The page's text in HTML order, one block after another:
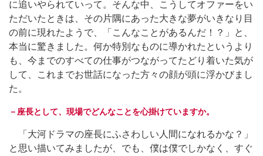
に追いやられていって。そんな中、こうしてオファーをい
ただいたときは、その片隅にあった大きな夢がいきなり目
の前に現れたようで、「こんなことがあるんだ！？」と、
本当に驚きました。何か特別なものに導かれたというより
も、今までのすべての仕事がつながってたどり着いた気が
して、これまでお世話になった方々の顔が頭に浮かびまし
た。
－座長として、現場でどんなことを心掛けていますか。
「大河ドラマの座長にふさわしい人間になれるかな？」
と思い描いてみましたが、でも、僕は僕でしかなく、すぐ